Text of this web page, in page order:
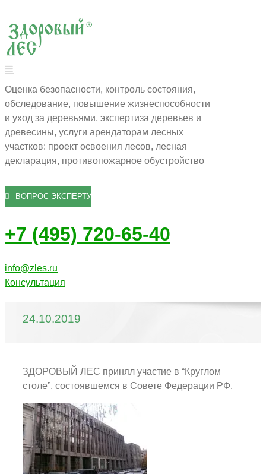
Оценка безопасности, контроль состояния,
обследование, повышение жизнеспособности
и уход за деревьями, экспертиза деревьев и
древесины, услуги арендаторам лесных
участков: проект освоения лесов, лесная
декларация, противопожарное обустройство
ВОПРОС ЭКСПЕРТУ
+7 (495) 720-65-40
info@zles.ru
Консультация
24.10.2019
ЗДОРОВЫЙ ЛЕС принял участие в “Круглом
столе”, состоявшемся в Совете Федерации РФ.